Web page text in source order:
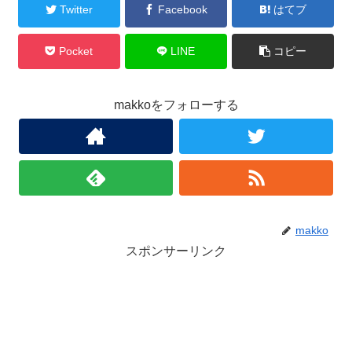
Twitter Facebook はてブ
Pocket LINE コピー
makkoをフォローする
makko
スポンサーリンク